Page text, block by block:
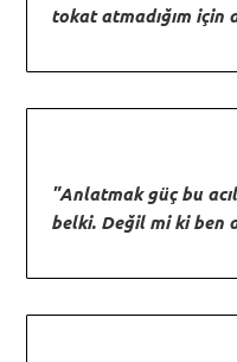
tokat atmadığım için
"Anlatmak güç bu
belki. Değil mi ki ben